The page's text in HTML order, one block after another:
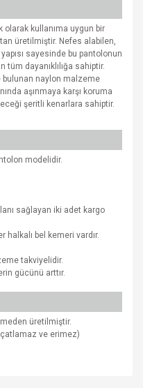
olarak kullanıma uygun bir
üretilmiştir. Nefes alabilen,
sayesinde bu pantolonun
tüm dayanıklılığa sahiptir.
bulunan naylon malzeme
aşınmaya karşı koruma
şeritli kenarlara sahiptir.
modelidir.
sağlayan iki adet kargo
halkalı bel kemeri vardır.
takviyelidir.
gücünü arttır.
üretilmiştir.
ve erimez)